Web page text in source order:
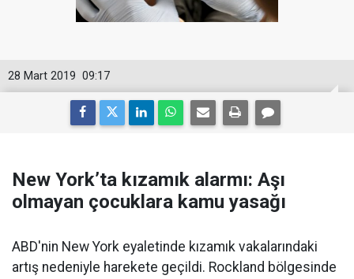
09:17
28 Mart 2019
New York’ta kızamık alarmı: Aşı
olmayan çocuklara kamu yasağı
ABD'nin New York eyaletinde kızamık vakalarındaki
artış nedeniyle harekete geçildi. Rockland bölgesinde